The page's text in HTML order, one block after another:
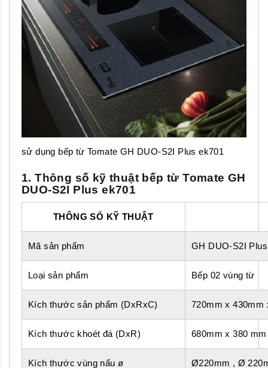
sử dụng bếp từ Tomate GH DUO-S2I Plus ek701
1. Thông số kỹ thuật bếp từ Tomate GH
DUO-S2I Plus ek701
THÔNG SỐ KỸ THUẬT
Mã sản phẩm GH DUO-S2I
Loại sản phẩm Bếp 02 vùng từ
Kích thước sản phẩm (DxRxC) 720mm x 430mm
Kích thước khoét đá (DxR) 680mm x 380 mm
Kích thước vùng nấu ø Ø220mm , Ø